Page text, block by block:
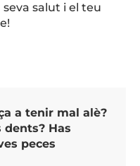
salut i el teu
a tenir mal alè?
Has
peces